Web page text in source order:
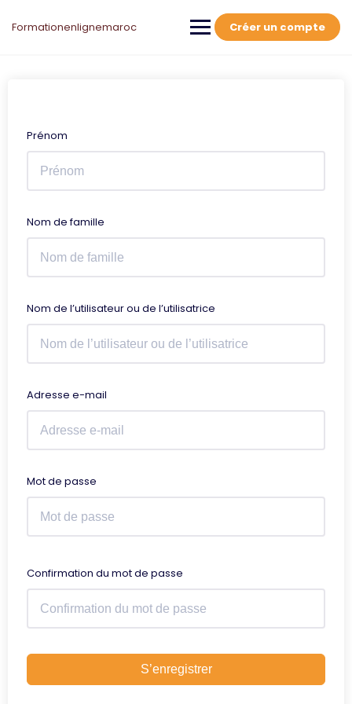
Formationenlignemaroc Créer un compte
Prénom
Nom de famille
Nom de l’utilisateur ou de l’utilisatrice
Adresse e-mail
Mot de passe
Confirmation du mot de passe
S’enregistrer